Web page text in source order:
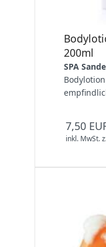
200ml
SPA
7,50
inkl. MwSt.